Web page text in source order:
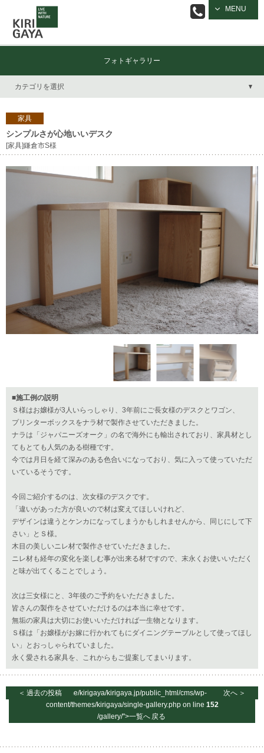
MENU
逗子の工務店
｜キリガヤ
フォトギャラリー
カテゴリを選択
家具
シンプルさが心地いいデスク
[家具]鎌倉市S様
■施工例の説明
Ｓ様はお嬢様が3人いらっしゃり、3年前にご長女様のデスクとワゴン、
プリンターボックスをナラ材で製作させていただきました。
ナラは「ジャパニーズオーク」の名で海外にも輸出されており、家具材とし
てもとても人気のある樹種です。
今では月日を経て深みのある色合いになっており、気に入って使っていただ
いているそうです。
今回ご紹介するのは、次女様のデスクです。
「違いがあった方が良いので材は変えてほしいけれど、
デザインは違うとケンカになってしまうかもしれませんから、同じにして下
さい」とＳ様。
木目の美しいニレ材で製作させていただきました。
ニレ材も経年の変化を楽しむ事が出来る材ですので、末永くお使いいただく
と味が出てくることでしょう。
次は三女様にと、3年後のご予約をいただきました。
皆さんの製作をさせていただけるのは本当に幸せです。
無垢の家具は大切にお使いいただければ一生物となります。
Ｓ様は「お嬢様がお嫁に行かれてもにダイニングテーブルとして使ってほし
い」とおっしゃられていました。
永く愛される家具を、これからもご提案してまいります。
＜ 過去の投稿/home/kirigaya/kirigaya.jp/public_html/cms/wp-
content/themes/kirigaya/single-gallery.php on line 152
/gallery/">一覧へ 戻る
次へ ＞